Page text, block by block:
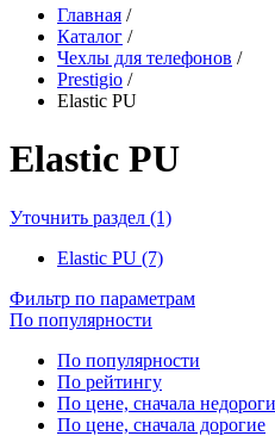
Главная /
Каталог /
Чехлы для телефонов /
Prestigio /
Elastic PU
Elastic PU
Уточнить раздел (1)
Elastic PU (7)
Фильтр по параметрам
По популярности
По популярности
По рейтингу
По цене, сначала
По цене, сначала дорогие